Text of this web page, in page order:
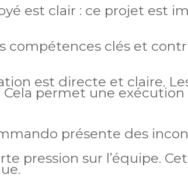
est clair : ce projet est
compétences clés et
est directe et claire.
permet une
présente des
pression sur l’équipe.